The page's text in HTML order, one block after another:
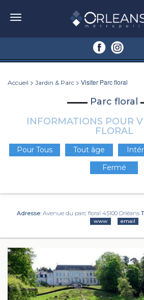
Accueil > Jardin & Parc > Visiter Parc floral
Parc floral
INFORMATIONS POUR
FLORAL
Pour Tous Tout âge
Fermé
Adresse: Avenue du parc floral 45100 Orléans
www email